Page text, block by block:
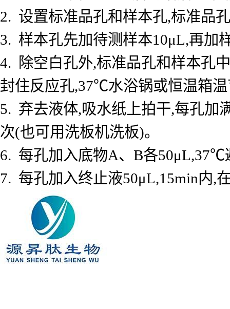
2. 设置标准品孔和样本孔,标准品
3. 样本孔先加待测样本10μL,再加
4. 除空白孔外,标准品孔和样本孔
封住反应孔,37℃水浴锅或恒温箱温
5. 弃去液体,吸水纸上拍干,每孔加
次(也可用洗板机洗板)。
6. 每孔加入底物A、B各50μL,37℃
7. 每孔加入终止液50μL,15min内,